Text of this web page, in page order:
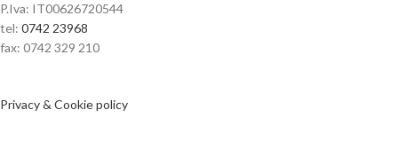
P.Iva: IT00626720544
tel: 0742 23968
fax: 0742 329 210
Privacy & Cookie policy